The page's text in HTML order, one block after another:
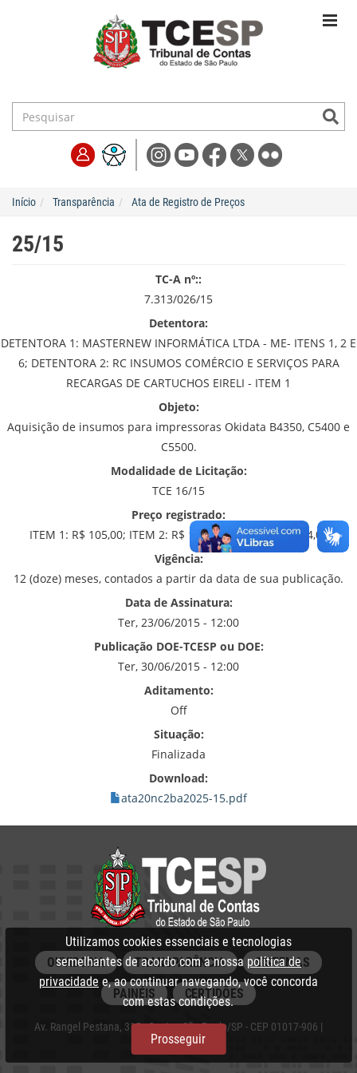
Início Transparência Ata de Registro de Preços
25/15
TC-A nº::
7.313/026/15
Detentora:
DETENTORA 1: MASTERNEW INFORMÁTICA LTDA - ME- ITENS 1, 2 E
6; DETENTORA 2: RC INSUMOS COMÉRCIO E SERVIÇOS PARA
RECARGAS DE CARTUCHOS EIRELI - ITEM 1
Objeto:
Aquisição de insumos para impressoras Okidata B4350, C5400 e
C5500.
Modalidade de Licitação:
TCE 16/15
Preço registrado:
ITEM 1: R$ 105,00; ITEM 2: R$ 154,80 E ITEM 6: R$ 164,00
Vigência:
12 (doze) meses, contados a partir da data de sua publicação.
Data de Assinatura:
Ter, 23/06/2015 - 12:00
Publicação DOE-TCESP ou DOE:
Ter, 30/06/2015 - 12:00
Aditamento:
Off
Situação:
Finalizada
Download:
ata20nc2ba2025-15.pdf
OUVIDORIA TRANSPARÊNCIA SISTEMAS
PAINÉIS CERTIDÕES
Av. Rangel Pestana, 315 - Centro, São Paulo/SP - CEP 01017-906 |
PABX: 3292‑3266
Utilizamos cookies essenciais e tecnologias
semelhantes de acordo com a nossa política de
privacidade e, ao continuar navegando, você concorda
com estas condições.
Prosseguir